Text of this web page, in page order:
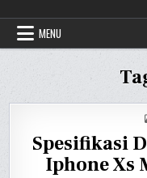
MENU
Spesifikasi
Iphone Xs